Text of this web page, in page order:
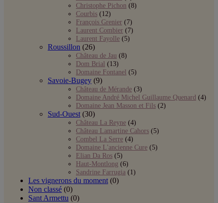
Christophe Pichon (8)
Courbis (12)
François Grenier (7)
Laurent Combier (7)
Laurent Fayolle (5)
Roussillon (26)
Château de Jau (8)
Dom Brial (13)
Domaine Fontanel (5)
Savoie-Bugey (9)
Château de Mérande (3)
Domaine André Michel Guillaume Quenard (4)
Domaine Jean Masson et Fils (2)
Sud-Ouest (30)
Château La Reyne (4)
Château Lamartine Cahors (5)
Combel La Serre (4)
Domaine L'ancienne Cure (5)
Elian Da Ros (5)
Haut-Montlong (6)
Sandrine Farrugia (1)
Les vignerons du moment (0)
Non classé (0)
Sant Armettu (0)